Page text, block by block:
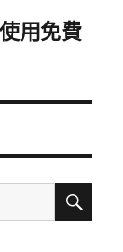
用免費
搜